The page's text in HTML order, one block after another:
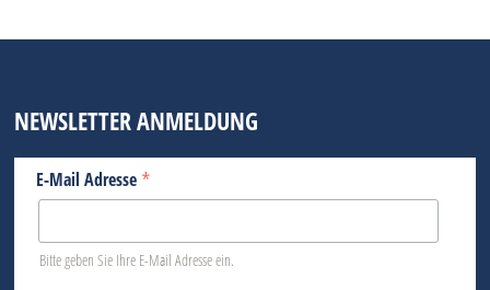
NEWSLETTER ANMELDUNG
E-Mail Adresse *
Bitte geben Sie Ihre E-Mail Adresse ein.